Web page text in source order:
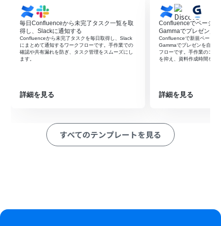
す。
次に、トリガーでConfluenceを選択し、「ページが作成
されたら」というアクションを設定します。
次に、オペレーションでConfluenceの「ページを取得」
アクションを設定し、作成されたページの詳細情報を取得
します。
最後に、オペレーションでZendeskの「チケットを作
※「トリガー」：フロー起動のきっかけとなるアクション、「オ
■このワークフローのカスタムポイント
Confluenceのトリガー設定では、連携対象としたい任意
毎日Confluenceから未完了タスク一覧を取
得し、Slackに通知する
Confluenceから未完了タスクを毎日取得し、Slack
にまとめて通知するワークフローです。手作業での
確認や共有漏れを防ぎ、タスク管理をスムーズにし
ます。
詳細を見る
Confluenceでページ
Gammaでプレゼン資
Confluenceで新規ページ
Gammaでプレゼンを自動
フローです。手作業のコピ
を抑え、資料作成時間を短
詳細を見る
すべてのテンプレートを見る